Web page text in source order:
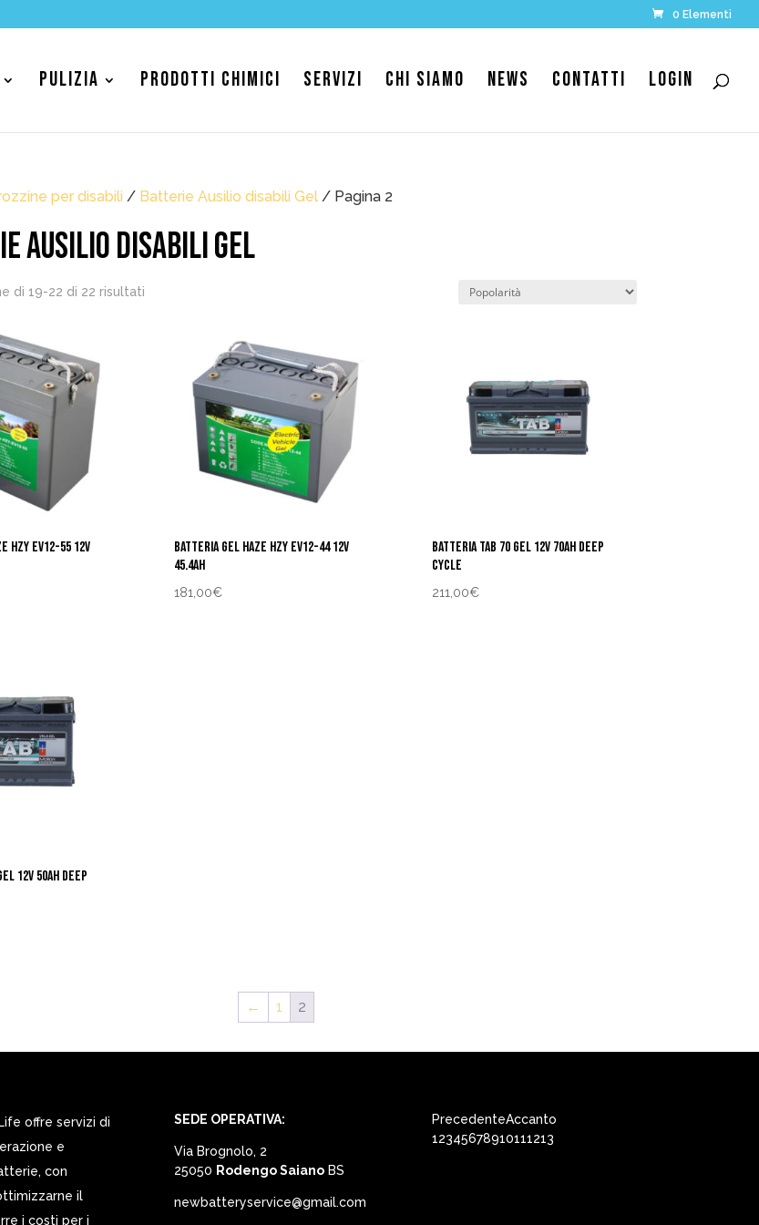
0 Elementi
PULIZIA PRODOTTI CHIMICI SERVIZI CHI SIAMO NEWS CONTATTI LOGIN
per disabili / Batterie Ausilio disabili Gel/ Pagina 2
AUSILIO DISABILI GEL
di 19-22 di 22 risultatiPopolarità
HZY EV12-55 12V
BATTERIA GEL HAZE HZY EV12-44 12V
45.4AH
181,00€
BATTERIA TAB 70 GEL 12V 70AH DEEP
CYCLE
211,00€
12V 50AH DEEP
← 1 2
offre servizi di
e
con
il
i costi per i
SEDE OPERATIVA:
Via Brognolo, 2
25050 Rodengo SaianoBS
newbatteryservice@gmail.com
PrecedenteAccanto
12345678910111213